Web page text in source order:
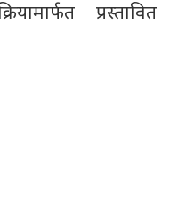
प्रस्तावित